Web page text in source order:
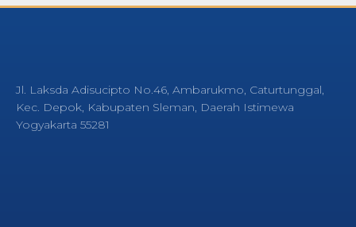
Jl. Laksda Adisucipto No.46, Ambarukmo, Caturtunggal,
Kec. Depok, Kabupaten Sleman, Daerah Istimewa
Yogyakarta 55281